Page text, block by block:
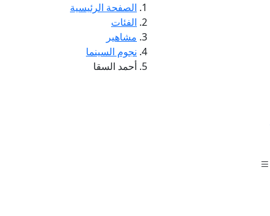
الصفحة الرئيسية
الفئات
مشاهير
نجوم السينما
أحمد السقا